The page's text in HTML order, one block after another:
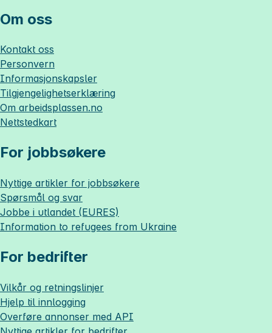
Om oss
Kontakt oss
Personvern
Informasjonskapsler
Tilgjengelighetserklæring
Om arbeidsplassen.no
Nettstedkart
For jobbsøkere
Nyttige artikler for jobbsøkere
Spørsmål og svar
Jobbe i utlandet (EURES)
Information to refugees from Ukraine
For bedrifter
Vilkår og retningslinjer
Hjelp til innlogging
Overføre annonser med API